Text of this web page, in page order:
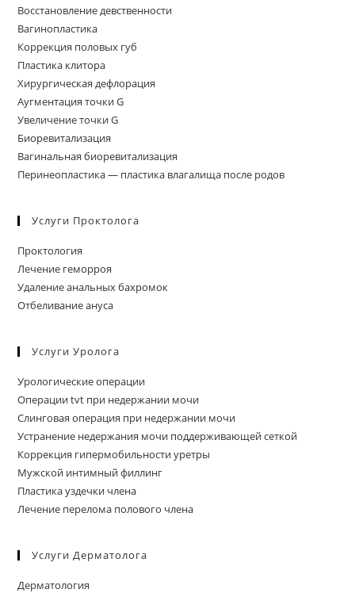
Восстановление девственности
Вагинопластика
Коррекция половых губ
Пластика клитора
Хирургическая дефлорация
Аугментация точки G
Увеличение точки G
Биоревитализация
Вагинальная биоревитализация
Перинеопластика — пластика влагалища после родов
Услуги Проктолога
Проктология
Лечение геморроя
Удаление анальных бахромок
Отбеливание ануса
Услуги Уролога
Урологические операции
Операции tvt при недержании мочи
Слинговая операция при недержании мочи
Устранение недержания мочи поддерживающей сеткой
Коррекция гипермобильности уретры
Мужской интимный филлинг
Пластика уздечки члена
Лечение перелома полового члена
Услуги Дерматолога
Дерматология